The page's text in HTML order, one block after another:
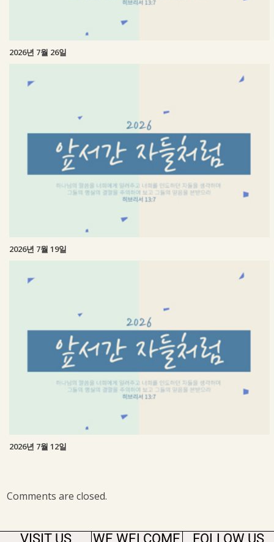
2026년 7월 26일
2026년 7월 19일
2026년 7월 12일
Comments are closed.
VISIT US WE WELCOME FOLLOW US